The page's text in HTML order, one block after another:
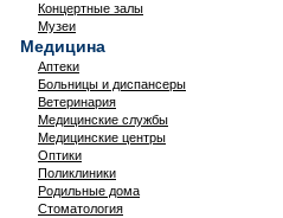
Концертные залы
Музеи
Медицина
Аптеки
Больницы и диспансеры
Ветеринария
Медицинские службы
Медицинские центры
Оптики
Поликлиники
Родильные дома
Стоматология